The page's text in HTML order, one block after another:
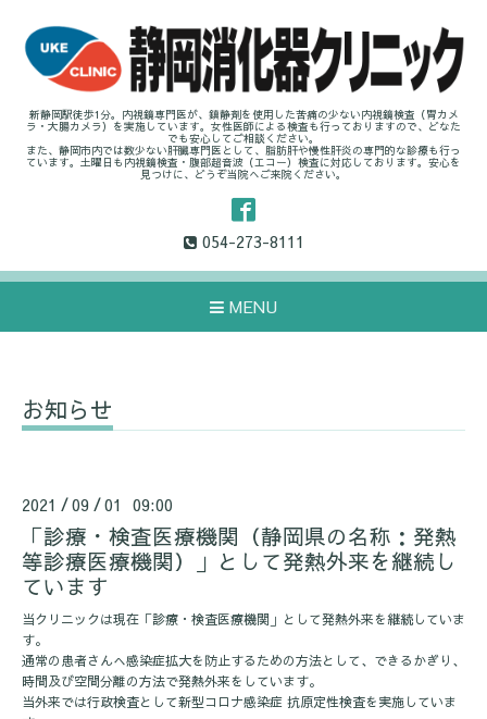
新静岡駅徒歩1分。内視鏡専門医が、鎮静剤を使用した苦痛の少ない内視鏡検査（胃カメ
ラ・大腸カメラ）を実施しています。女性医師による検査も行っておりますので、どなた
でも安心してご相談ください。
また、静岡市内では数少ない肝臓専門医として、脂肪肝や慢性肝炎の専門的な診療も行っ
ています。土曜日も内視鏡検査・腹部超音波（エコー）検査に対応しております。安心を
見つけに、どうぞ当院へご来院ください。
054-273-8111
MENU
お知らせ
2021 /09 /01 09:00
「診療・検査医療機関（静岡県の名称：発熱
等診療医療機関）」として発熱外来を継続し
ています
当クリニックは現在「診療・検査医療機関」として発熱外来を継続していま
す。
通常の患者さんへ感染症拡大を防止するための方法として、できるかぎり、
時間及び空間分離の方法で発熱外来をしています。
当外来では行政検査として新型コロナ感染症 抗原定性検査を実施していま